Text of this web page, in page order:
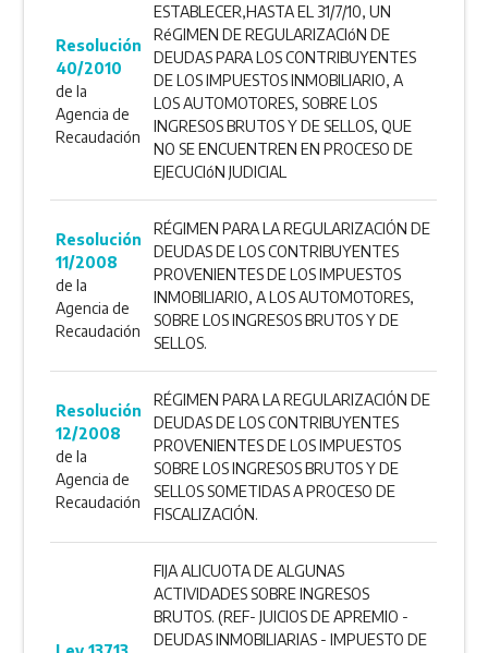
Resolución
40/2010
de la
Agencia de
Recaudación
ESTABLECER,HASTA EL 31/7/10, UN
RéGIMEN DE REGULARIZACIóN DE
DEUDAS PARA LOS CONTRIBUYENTES
DE LOS IMPUESTOS INMOBILIARIO, A
LOS AUTOMOTORES, SOBRE LOS
INGRESOS BRUTOS Y DE SELLOS, QUE
NO SE ENCUENTREN EN PROCESO DE
EJECUCIóN JUDICIAL
Resolución
11/2008
de la
Agencia de
Recaudación
RÉGIMEN PARA LA REGULARIZACIÓN DE
DEUDAS DE LOS CONTRIBUYENTES
PROVENIENTES DE LOS IMPUESTOS
INMOBILIARIO, A LOS AUTOMOTORES,
SOBRE LOS INGRESOS BRUTOS Y DE
SELLOS.
Resolución
12/2008
de la
Agencia de
Recaudación
RÉGIMEN PARA LA REGULARIZACIÓN DE
DEUDAS DE LOS CONTRIBUYENTES
PROVENIENTES DE LOS IMPUESTOS
SOBRE LOS INGRESOS BRUTOS Y DE
SELLOS SOMETIDAS A PROCESO DE
FISCALIZACIÓN.
FIJA ALICUOTA DE ALGUNAS
ACTIVIDADES SOBRE INGRESOS
BRUTOS. (REF- JUICIOS DE APREMIO -
DEUDAS INMOBILIARIAS - IMPUESTO DE